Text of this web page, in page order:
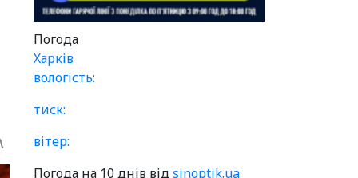
Погода
Харків
вологість:
тиск:
вітер:
Погода на 10 днів відsinoptik.ua